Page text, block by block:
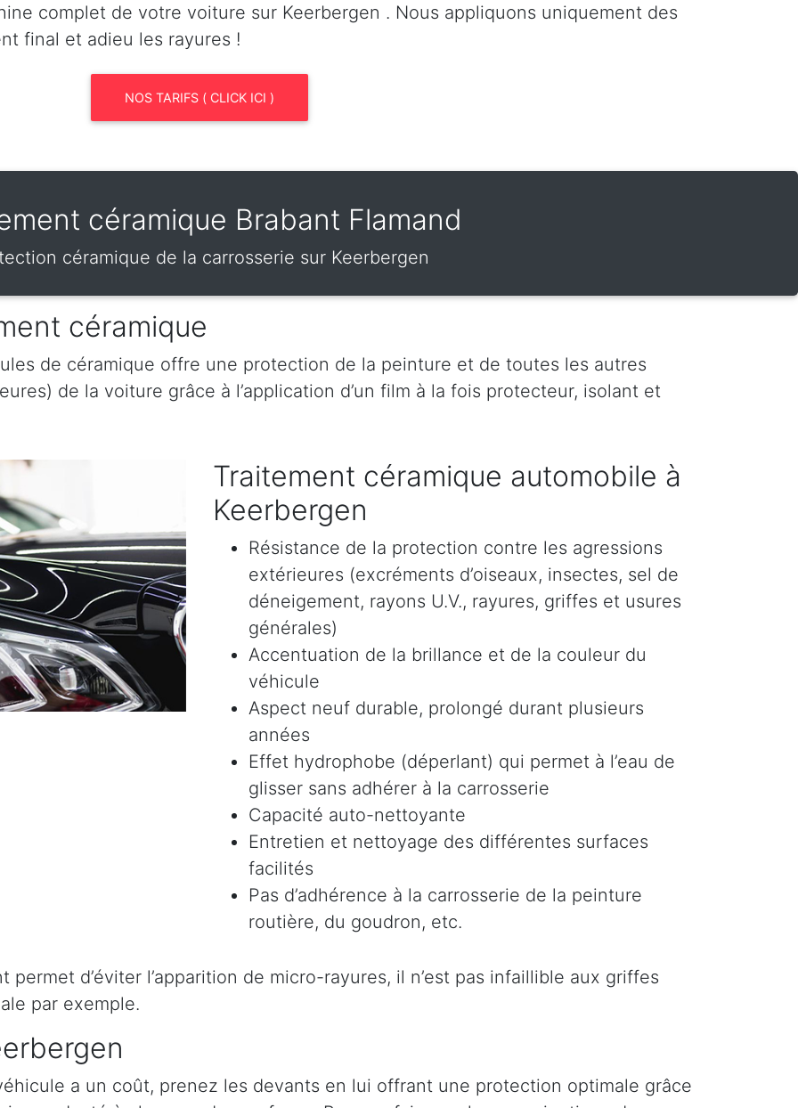
complet de votre voiture sur Keerbergen . Nous appliquons uniquement des
final et adieu les rayures !
NOS TARIFS ( CLICK ICI )
céramique Brabant Flamand
céramique de la carrosserie sur Keerbergen
céramique
de céramique offre une protection de la peinture et de toutes les autres
de la voiture grâce à l’application d’un film à la fois protecteur, isolant et
Traitement céramique automobile à
Keerbergen
Résistance de la protection contre les agressions
extérieures (excréments d’oiseaux, insectes, sel de
déneigement, rayons U.V., rayures, griffes et usures
générales)
Accentuation de la brillance et de la couleur du
véhicule
Aspect neuf durable, prolongé durant plusieurs
années
Effet hydrophobe (déperlant) qui permet à l’eau de
glisser sans adhérer à la carrosserie
Capacité auto-nettoyante
Entretien et nettoyage des différentes surfaces
facilités
Pas d’adhérence à la carrosserie de la peinture
routière, du goudron, etc.
d’éviter l’apparition de micro-rayures, il n’est pas infaillible aux griffes
par exemple.
a un coût, prenez les devants en lui offrant une protection optimale grâce